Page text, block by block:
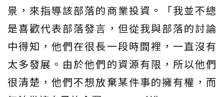
景，來指導該部落的商業投資。「我並不總
是喜歡代表部落發言，但從我與部落的討論
中得知，他們在很長一段時間裡，一直沒有
太多發展。由於他們的資源有限，所以他們
很清楚，他們不想放棄某件事的擁有權，而